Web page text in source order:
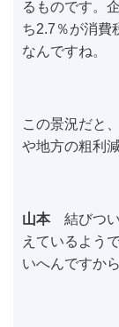
るものです。
ち2.7％が消費
なんですね。
この景況だと
や地方の粗利
山本結びつい
えているよう
いへんですから